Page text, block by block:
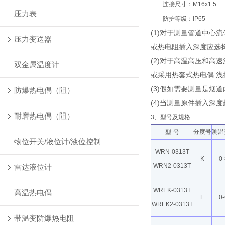
压力表
压力变送器
双金属温度计
防爆热电偶（阻）
耐磨热电偶（阻）
物位开关/液位计/液位控制
雷达液位计
高温热电偶
带温变防爆热电阻
连接尺寸： M16x1.5
防护等级： IP65
(1)对于测量管道中心
或热电阻插入深度应选
(2)对于高温高压和高
或采用热套式热电偶.
(3)假如需要测量是烟
(4)当测量原件插入深
3、型号及规格
型 号 分度号测
WRN-0313T
WRN2-0313T
K
WREK-0313T
WREK2-0313T
E